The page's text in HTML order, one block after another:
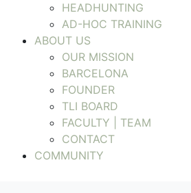
HEADHUNTING
AD-HOC TRAINING
ABOUT US
OUR MISSION
BARCELONA
FOUNDER
TLI BOARD
FACULTY | TEAM
CONTACT
COMMUNITY